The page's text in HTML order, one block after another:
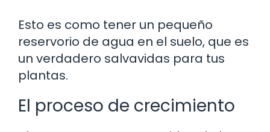
Esto es como tener un pequeño
reservorio de agua en el suelo, que es
un verdadero salvavidas para tus
plantas.
El proceso de crecimiento